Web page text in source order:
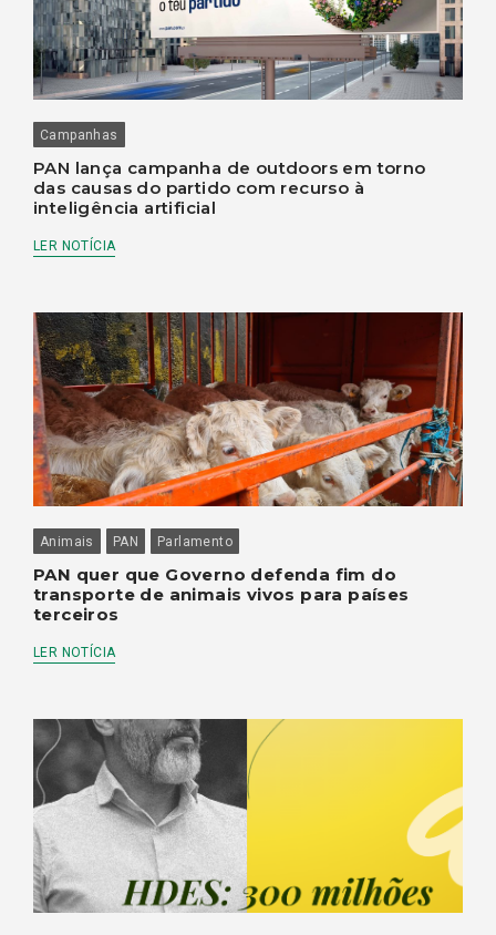
Campanhas
PAN lança campanha de outdoors em torno
das causas do partido com recurso à
inteligência artificial
LER NOTÍCIA
Animais PAN Parlamento
PAN quer que Governo defenda fim do
transporte de animais vivos para países
terceiros
LER NOTÍCIA